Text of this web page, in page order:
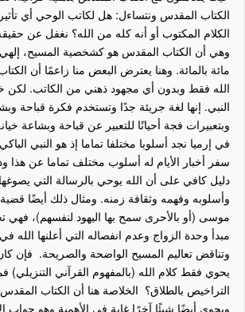
الكتاب المقدس ونتساءل: هل لكاتب الوحي أي
الكلام المكتوب أو أنه كله من الله؟ نغفل عن
وهي أن الكتاب المقدس هو كشخصية المسيح، إلهي
مائة بالمائة. وهنا يعترض البعض منا زاعمًا أن
الله فقط وبدون أي مجهود ذهني من الكاتب. لكن
النبي. إنها لغة جريئة جدًا وتستخدم فكرة قباحة
وبتعبيرات فجة أحيانًا للتعبير عن قباحة وبشاعة خيانة
في إرميا نجد أسلوبا مختلفا تماما إذ هو النبي
سفر أخبار الأيام له أسلوب مختلف تماما عن هذا
دليل كافي على أن الله يوحي بالرسالة التي
وأسلوبه وفهمه وثقافة زمنه. ومثال ذلك أيضًا
موسى (أو بالأحرى سمح بها اليهود لنفسهم)، فهي
مبدأ وحدة الزواج وعدم انفصاله التي أعلنها الله
وتناقض تعاليم المسيح الواضحة والصريحة. فإن
يحوي فقط كلام الله (بالمفهوم القرآني
التراخيص بالطلاق؟ الخلاصة هنا أن الكتاب
ويحوي أيضًا شيئًا آخرًا غاية في الأهمية وهو جواب